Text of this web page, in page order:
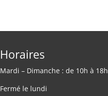
Horaires
Mardi – Dimanche : de 10h à 18h
Fermé le lundi